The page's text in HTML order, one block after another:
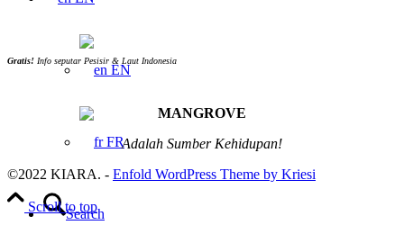
EN
FR
Search
Gratis! Info seputar Pesisir & Laut Indonesia
MANGROVE
Adalah Sumber Kehidupan!
©2022 KIARA. - Enfold WordPress Theme by Kriesi
Scroll to top